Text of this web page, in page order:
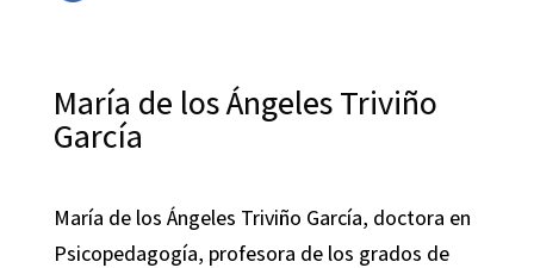
María de los Ángeles Triviño
García
María de los Ángeles Triviño García, doctora en
Psicopedagogía, profesora de los grados de